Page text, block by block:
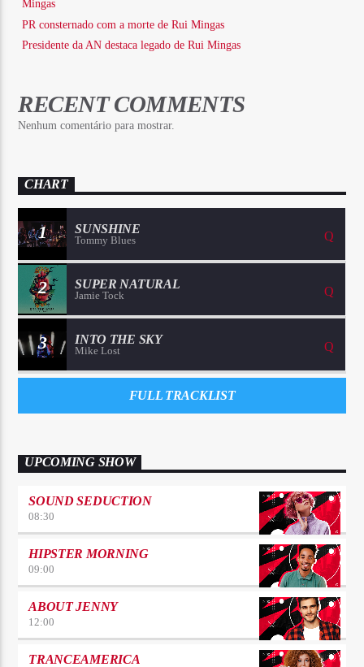
Mingas
PR consternado com a morte de Rui Mingas
Presidente da AN destaca legado de Rui Mingas
RECENT COMMENTS
Nenhum comentário para mostrar.
CHART
1 SUNSHINE
Tommy Blues
2 SUPER NATURAL
Jamie Tock
3 INTO THE SKY
Mike Lost
FULL TRACKLIST
UPCOMING SHOW
SOUND SEDUCTION
08:30
HIPSTER MORNING
09:00
ABOUT JENNY
12:00
TRANCEAMERICA